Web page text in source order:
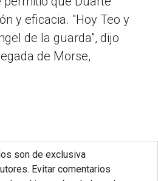
y eficacia. "Hoy Teo y
de la guarda", dijo
de Morse,
son de exclusiva
Evitar comentarios